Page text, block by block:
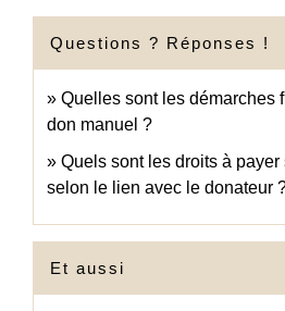
Questions ? Réponses !
Quelles sont les démarches
don manuel ?
Quels sont les droits à
selon le lien avec le donateur
Et aussi